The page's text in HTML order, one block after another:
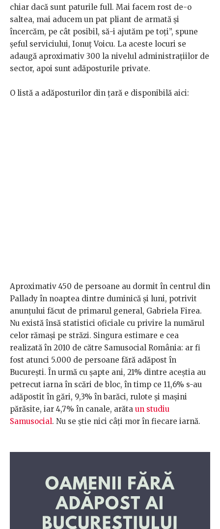
chiar dacă sunt paturile full. Mai facem rost de-o
saltea, mai aducem un pat pliant de armată și
încercăm, pe cât posibil, să-i ajutăm pe toți”, spune
șeful serviciului, Ionuț Voicu. La aceste locuri se
adaugă aproximativ 300 la nivelul administrațiilor de
sector, apoi sunt adăposturile private.
O listă a adăposturilor din țară e disponibilă aici:
Aproximativ 450 de persoane au dormit în centrul din
Pallady în noaptea dintre duminică și luni, potrivit
anunțului făcut de primarul general, Gabriela Firea.
Nu există însă statistici oficiale cu privire la numărul
celor rămași pe străzi. Singura estimare e cea
realizată în 2010 de către Samusocial România: ar fi
fost atunci 5.000 de persoane fără adăpost în
București. În urmă cu șapte ani, 21% dintre aceștia au
petrecut iarna în scări de bloc, în timp ce 11,6% s-au
adăpostit în gări, 9,3% în barăci, rulote și mașini
părăsite, iar 4,7% în canale, arăta un studiu
Samusocial. Nu se știe nici câți mor în fiecare iarnă.